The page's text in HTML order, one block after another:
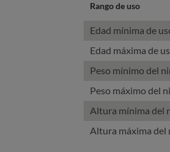
Rango de uso
Edad mínima de
Edad máxima de
Peso mínimo del
Peso máximo del
Altura mínima del
Altura máxima del